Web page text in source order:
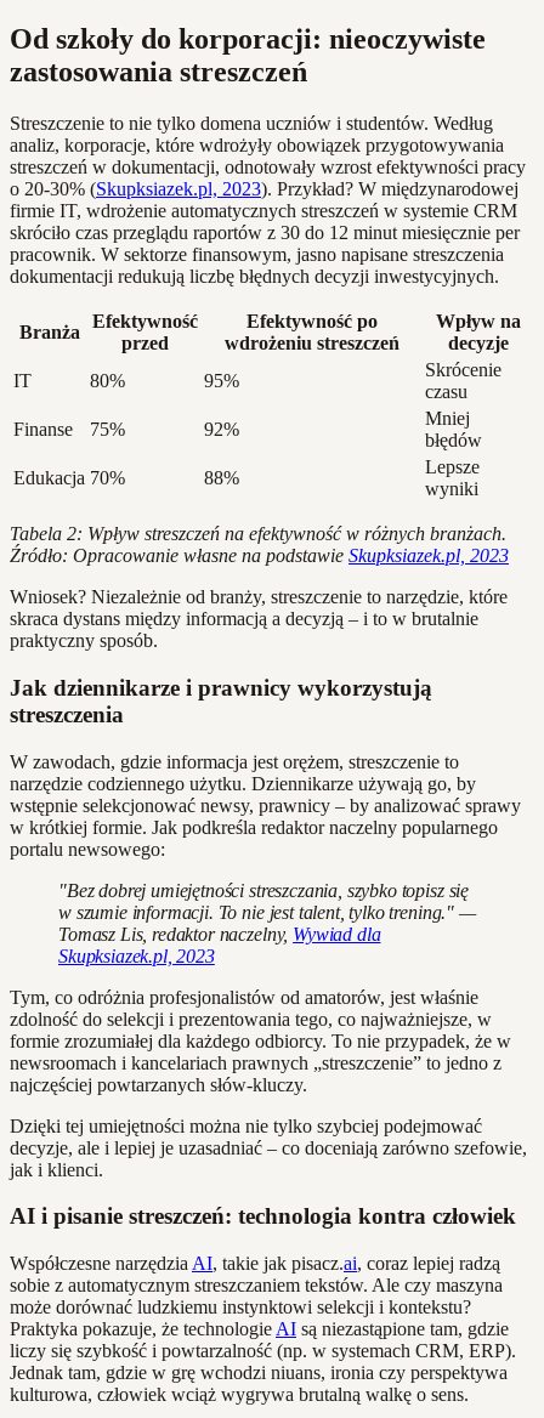
Od szkoły do korporacji: nieoczywiste
zastosowania streszczeń
Streszczenie to nie tylko domena uczniów i studentów. Według
analiz, korporacje, które wdrożyły obowiązek przygotowywania
streszczeń w dokumentacji, odnotowały wzrost efektywności pracy
o 20-30% (Skupksiazek.pl, 2023). Przykład? W międzynarodowej
firmie IT, wdrożenie automatycznych streszczeń w systemie CRM
skróciło czas przeglądu raportów z 30 do 12 minut miesięcznie per
pracownik. W sektorze finansowym, jasno napisane streszczenia
dokumentacji redukują liczbę błędnych decyzji inwestycyjnych.
Branża
Efektywność
przed
Efektywność po
wdrożeniu streszczeń
Wpływ na
decyzje
IT
80% 95%
Skrócenie
czasu
Finanse
75% 92%
Mniej
błędów
Edukacja 70% 88%
Lepsze
wyniki
Tabela 2: Wpływ streszczeń na efektywność w różnych branżach.
Źródło: Opracowanie własne na podstawie Skupksiazek.pl, 2023
Wniosek? Niezależnie od branży, streszczenie to narzędzie, które
skraca dystans między informacją a decyzją – i to w brutalnie
praktyczny sposób.
Jak dziennikarze i prawnicy wykorzystują
streszczenia
W zawodach, gdzie informacja jest orężem, streszczenie to
narzędzie codziennego użytku. Dziennikarze używają go, by
wstępnie selekcjonować newsy, prawnicy – by analizować sprawy
w krótkiej formie. Jak podkreśla redaktor naczelny popularnego
portalu newsowego:
"Bez dobrej umiejętności streszczania, szybko topisz się
w szumie informacji. To nie jest talent, tylko trening." —
Tomasz Lis, redaktor naczelny, Wywiad dla
Skupksiazek.pl, 2023
Tym, co odróżnia profesjonalistów od amatorów, jest właśnie
zdolność do selekcji i prezentowania tego, co najważniejsze, w
formie zrozumiałej dla każdego odbiorcy. To nie przypadek, że w
newsroomach i kancelariach prawnych „streszczenie” to jedno z
najczęściej powtarzanych słów-kluczy.
Dzięki tej umiejętności można nie tylko szybciej podejmować
decyzje, ale i lepiej je uzasadniać – co doceniają zarówno szefowie,
jak i klienci.
AI i pisanie streszczeń: technologia kontra człowiek
Współczesne narzędzia AI, takie jak pisacz.ai, coraz lepiej radzą
sobie z automatycznym streszczaniem tekstów. Ale czy maszyna
może dorównać ludzkiemu instynktowi selekcji i kontekstu?
Praktyka pokazuje, że technologie AI są niezastąpione tam, gdzie
liczy się szybkość i powtarzalność (np. w systemach CRM, ERP).
Jednak tam, gdzie w grę wchodzi niuans, ironia czy perspektywa
kulturowa, człowiek wciąż wygrywa brutalną walkę o sens.